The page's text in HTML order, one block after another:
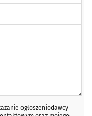
ogłoszeniodawcy